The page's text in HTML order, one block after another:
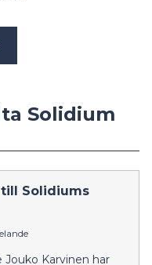
Solidium
Solidiums
Jouko Karvinen har